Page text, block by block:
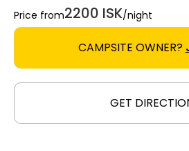
Price from2200 ISK/night
CAMPSITE OWNER?
GET